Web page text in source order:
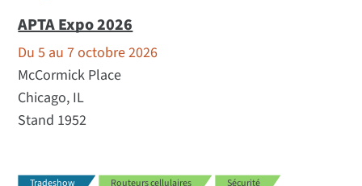
APTA Expo 2026
Du 5 au 7 octobre 2026
McCormick Place
Chicago, IL
Stand 1952